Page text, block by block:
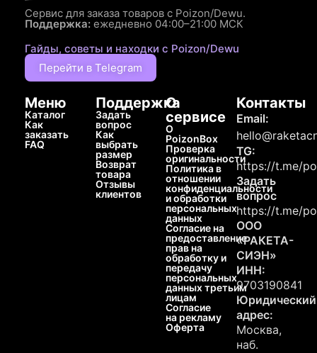
Сервис для заказа товаров с Poizon/Dewu.
Поддержка: ежедневно 04:00–21:00 МСК
Гайды, советы и находки с Poizon/Dewu
Перейти в Telegram
Меню
Каталог
Как
заказать
FAQ
Поддержка
Задать
вопрос
Как
выбрать
размер
Возврат
товара
Отзывы
клиентов
О
сервисе
О
PoizonBox
Проверка
оригинальности
Политика в
отношении
конфиденциальности
и обработки
персональных
данных
Согласие на
предоставление
прав на
обработку и
передачу
персональных
данных третьим
лицам
Согласие
на рекламу
Оферта
Контакты
Email:
TG:
https://t.me/
Задать
вопрос
https://t.me/
ООО
«РАКЕТА-
СИЭН»
ИНН:
9703190841
Юридический
адрес:
Москва,
наб.